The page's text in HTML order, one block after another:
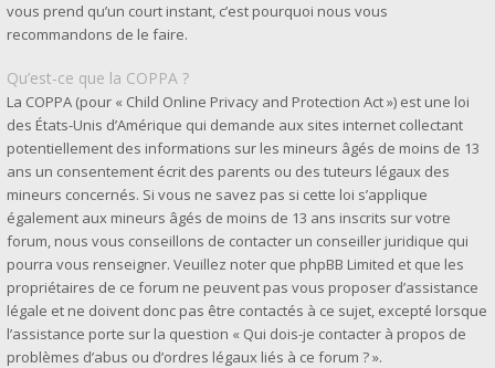
vous prend qu’un court instant, c’est pourquoi nous vous
recommandons de le faire.
Qu’est-ce que la COPPA ?
La COPPA (pour « Child Online Privacy and Protection Act ») est une loi
des États-Unis d’Amérique qui demande aux sites internet collectant
potentiellement des informations sur les mineurs âgés de moins de 13
ans un consentement écrit des parents ou des tuteurs légaux des
mineurs concernés. Si vous ne savez pas si cette loi s’applique
également aux mineurs âgés de moins de 13 ans inscrits sur votre
forum, nous vous conseillons de contacter un conseiller juridique qui
pourra vous renseigner. Veuillez noter que phpBB Limited et que les
propriétaires de ce forum ne peuvent pas vous proposer d’assistance
légale et ne doivent donc pas être contactés à ce sujet, excepté lorsque
l’assistance porte sur la question « Qui dois-je contacter à propos de
problèmes d’abus ou d’ordres légaux liés à ce forum ? ».